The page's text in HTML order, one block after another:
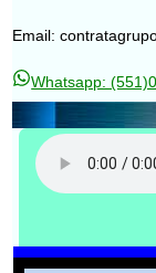
Email:
Whatsapp: